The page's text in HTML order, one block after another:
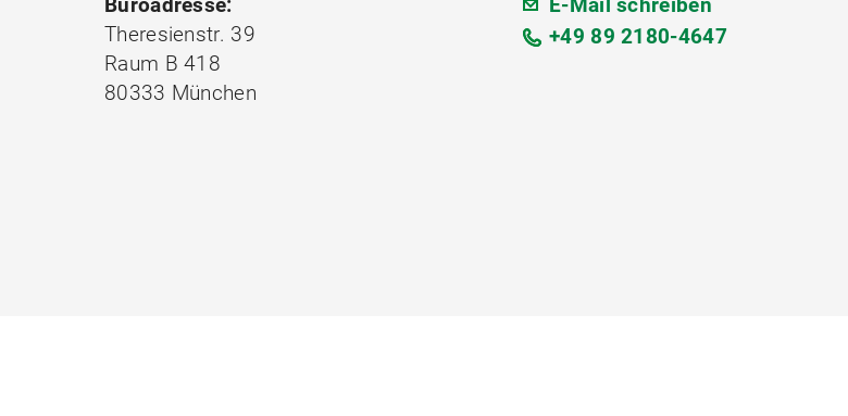
Theresienstr. 39
Raum B 418
80333 München
+49 89 2180-4647